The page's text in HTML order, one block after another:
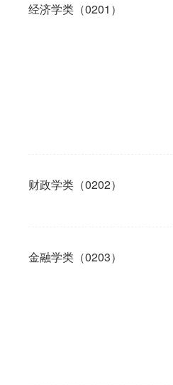
经济学类（0201）
财政学类（0202）
金融学类（0203）